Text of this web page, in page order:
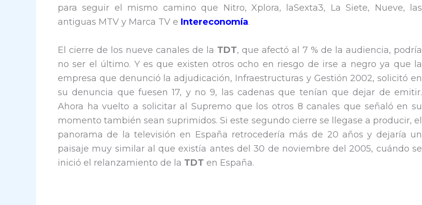
para seguir el mismo camino que Nitro, Xplora, laSexta3, La Siete, Nueve, las
antiguas MTV y Marca TV e Intereconomía.
El cierre de los nueve canales de la TDT, que afectó al 7 % de la audiencia, podría
no ser el último. Y es que existen otros ocho en riesgo de irse a negro ya que la
empresa que denunció la adjudicación, Infraestructuras y Gestión 2002, solicitó en
su denuncia que fuesen 17, y no 9, las cadenas que tenían que dejar de emitir.
Ahora ha vuelto a solicitar al Supremo que los otros 8 canales que señaló en su
momento también sean suprimidos. Si este segundo cierre se llegase a producir, el
panorama de la televisión en España retrocedería más de 20 años y dejaría un
paisaje muy similar al que existía antes del 30 de noviembre del 2005, cuándo se
inició el relanzamiento de la TDT en España.